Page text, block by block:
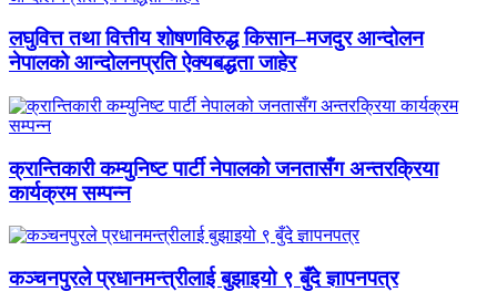
लघुवित्त तथा वित्तीय शोषणविरुद्ध किसान–मजदुर आन्दोलन
नेपालको आन्दोलनप्रति ऐक्यबद्धता जाहेर
क्रान्तिकारी कम्युनिष्ट पार्टी नेपालको जनतासँग अन्तरक्रिया
कार्यक्रम सम्पन्न
कञ्चनपुरले प्रधानमन्त्रीलाई बुझाइयो ९ बुँदे ज्ञापनपत्र